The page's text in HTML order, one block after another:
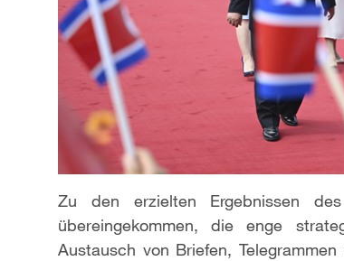
Zu den erzielten Ergebnissen
übereingekommen, die enge
Austausch von Briefen,